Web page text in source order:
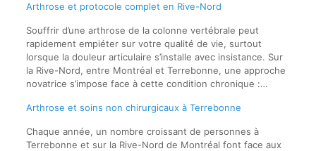
Arthrose et protocole complet en Rive-Nord
Souffrir d’une arthrose de la colonne vertébrale peut
rapidement empiéter sur votre qualité de vie, surtout
lorsque la douleur articulaire s’installe avec insistance. Sur
la Rive-Nord, entre Montréal et Terrebonne, une approche
novatrice s’impose face à cette condition chronique :…
Arthrose et soins non chirurgicaux à Terrebonne
Chaque année, un nombre croissant de personnes à
Terrebonne et sur la Rive-Nord de Montréal font face aux